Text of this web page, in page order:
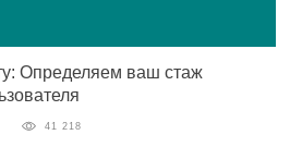
Определяем ваш стаж
41 218